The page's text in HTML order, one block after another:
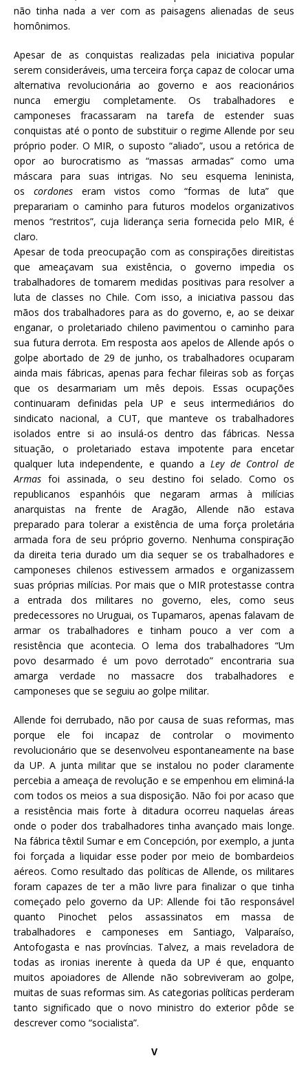
não tinha nada a ver com as paisagens alienadas de seus
homônimos.
Apesar de as conquistas realizadas pela iniciativa popular
serem consideráveis, uma terceira força capaz de colocar uma
alternativa revolucionária ao governo e aos reacionários
nunca emergiu completamente. Os trabalhadores e
camponeses fracassaram na tarefa de estender suas
conquistas até o ponto de substituir o regime Allende por seu
próprio poder. O MIR, o suposto “aliado”, usou a retórica de
opor ao burocratismo as “massas armadas” como uma
máscara para suas intrigas. No seu esquema leninista,
os cordones eram vistos como “formas de luta” que
preparariam o caminho para futuros modelos organizativos
menos “restritos”, cuja liderança seria fornecida pelo MIR, é
claro.
Apesar de toda preocupação com as conspirações direitistas
que ameaçavam sua existência, o governo impedia os
trabalhadores de tomarem medidas positivas para resolver a
luta de classes no Chile. Com isso, a iniciativa passou das
mãos dos trabalhadores para as do governo, e, ao se deixar
enganar, o proletariado chileno pavimentou o caminho para
sua futura derrota. Em resposta aos apelos de Allende após o
golpe abortado de 29 de junho, os trabalhadores ocuparam
ainda mais fábricas, apenas para fechar fileiras sob as forças
que os desarmariam um mês depois. Essas ocupações
continuaram definidas pela UP e seus intermediários do
sindicato nacional, a CUT, que manteve os trabalhadores
isolados entre si ao insulá-os dentro das fábricas. Nessa
situação, o proletariado estava impotente para encetar
qualquer luta independente, e quando a Ley de Control de
Armas foi assinada, o seu destino foi selado. Como os
republicanos espanhóis que negaram armas à milícias
anarquistas na frente de Aragão, Allende não estava
preparado para tolerar a existência de uma força proletária
armada fora de seu próprio governo. Nenhuma conspiração
da direita teria durado um dia sequer se os trabalhadores e
camponeses chilenos estivessem armados e organizassem
suas próprias milícias. Por mais que o MIR protestasse contra
a entrada dos militares no governo, eles, como seus
predecessores no Uruguai, os Tupamaros, apenas falavam de
armar os trabalhadores e tinham pouco a ver com a
resistência que acontecia. O lema dos trabalhadores “Um
povo desarmado é um povo derrotado” encontraria sua
amarga verdade no massacre dos trabalhadores e
camponeses que se seguiu ao golpe militar.
Allende foi derrubado, não por causa de suas reformas, mas
porque ele foi incapaz de controlar o movimento
revolucionário que se desenvolveu espontaneamente na base
da UP. A junta militar que se instalou no poder claramente
percebia a ameaça de revolução e se empenhou em eliminá-la
com todos os meios a sua disposição. Não foi por acaso que
a resistência mais forte à ditadura ocorreu naquelas áreas
onde o poder dos trabalhadores tinha avançado mais longe.
Na fábrica têxtil Sumar e em Concepción, por exemplo, a junta
foi forçada a liquidar esse poder por meio de bombardeios
aéreos. Como resultado das políticas de Allende, os militares
foram capazes de ter a mão livre para finalizar o que tinha
começado pelo governo da UP: Allende foi tão responsável
quanto Pinochet pelos assassinatos em massa de
trabalhadores e camponeses em Santiago, Valparaíso,
Antofogasta e nas províncias. Talvez, a mais reveladora de
todas as ironias inerente à queda da UP é que, enquanto
muitos apoiadores de Allende não sobreviveram ao golpe,
muitas de suas reformas sim. As categorias políticas perderam
tanto significado que o novo ministro do exterior pôde se
descrever como “socialista”.
V